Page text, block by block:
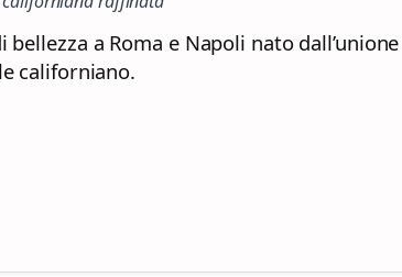
bellezza a Roma e Napoli nato
californiano.